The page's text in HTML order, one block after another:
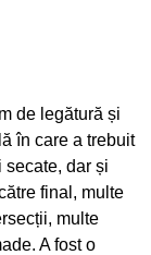
de legătură și
în care a trebuit
secate, dar și
final, multe
multe
A fost o